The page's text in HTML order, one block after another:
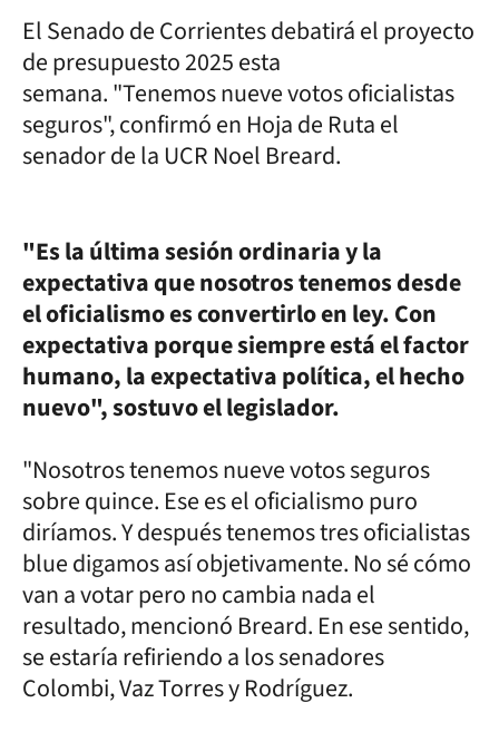
El Senado de Corrientes debatirá el proyecto
de presupuesto 2025 esta
semana. "Tenemos nueve votos oficialistas
seguros", confirmó en Hoja de Ruta el
senador de la UCR Noel Breard.
"Es la última sesión ordinaria y la
expectativa que nosotros tenemos desde
el oficialismo es convertirlo en ley. Con
expectativa porque siempre está el factor
humano, la expectativa política, el hecho
nuevo", sostuvo el legislador.
"Nosotros tenemos nueve votos seguros
sobre quince. Ese es el oficialismo puro
diríamos. Y después tenemos tres oficialistas
blue digamos así objetivamente. No sé cómo
van a votar pero no cambia nada el
resultado, mencionó Breard. En ese sentido,
se estaría refiriendo a los senadores
Colombi, Vaz Torres y Rodríguez.